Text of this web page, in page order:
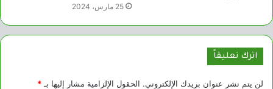
25 مارس، 2024
اترك تعليقاً
لن يتم نشر عنوان بريدك الإلكتروني. الحقول الإلزامية مشار إليها بـ *